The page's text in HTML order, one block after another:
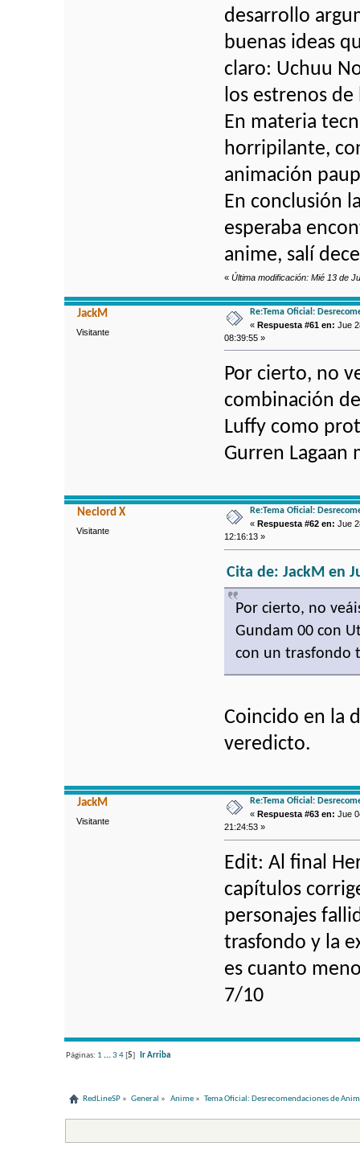
desarrollo
buenas ideas
claro: Uchuu
los estrenos
En materia
horripilante,
animación
En conclusión
esperaba
anime, salí
«Última modificación: Mié 13 de
JackM
Visitante
Re:Tema Oficial:
«Respuesta #61 en: Jue
08:39:55 »
Por cierto, no
combinación
Luffy como
Gurren Lagaan
Neclord X
Visitante
Re:Tema Oficial:
«Respuesta #62 en: Jue
12:16:13 »
Cita de: JackM en
Por cierto, no
Gundam 00 con
con un trasfondo
Coincido en la
veredicto.
JackM
Visitante
Re:Tema Oficial:
« Respuesta #63 en: Jue
21:24:53 »
Edit: Al final
capítulos
personajes
trasfondo y la
es cuanto
7/10
Páginas: 1 ...3 4[ 5 Ir Arriba
RedLineSP » General » Anime» Tema Oficial: Desrecomendaciones de